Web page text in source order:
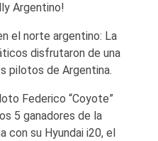
Argentino!
el norte argentino: La
disfrutaron de una
pilotos de Argentina.
Federico “Coyote”
5 ganadores de la
con su Hyundai i20, el